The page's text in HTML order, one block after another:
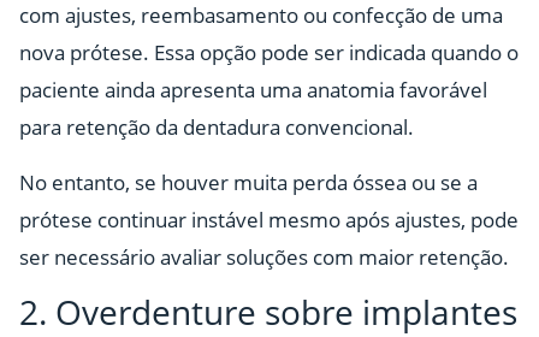
com ajustes, reembasamento ou confecção de uma
nova prótese. Essa opção pode ser indicada quando o
paciente ainda apresenta uma anatomia favorável
para retenção da dentadura convencional.
No entanto, se houver muita perda óssea ou se a
prótese continuar instável mesmo após ajustes, pode
ser necessário avaliar soluções com maior retenção.
2. Overdenture sobre implantes